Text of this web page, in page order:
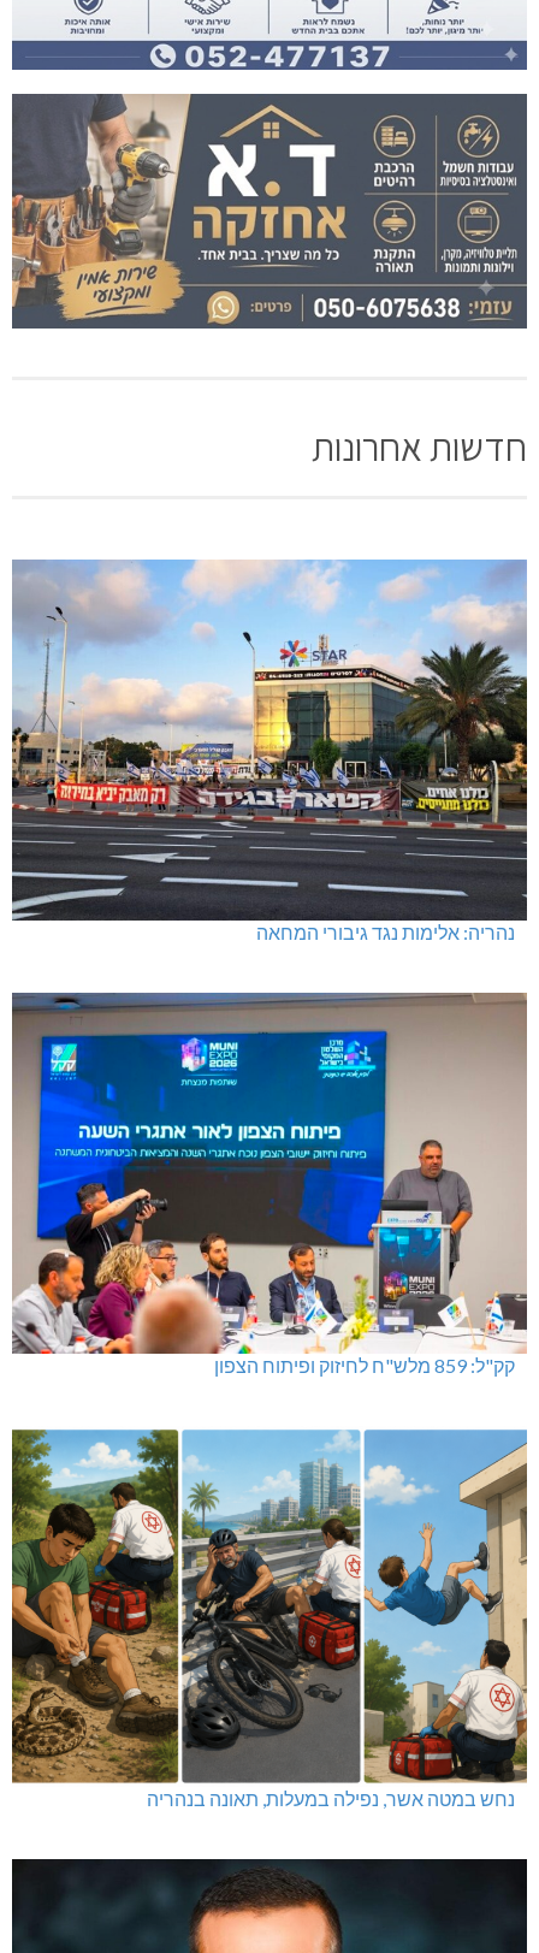
חדשות אחרונות
נהריה: אלימות נגד גיבורי המחאה
קק"ל: 859 מלש"ח לחיזוק ופיתוח הצפון
נחש במטה אשר, נפילה במעלות, תאונה בנהריה